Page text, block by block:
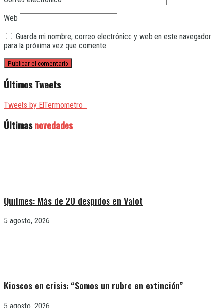
Web
Guarda mi nombre, correo electrónico y web en este navegador
para la próxima vez que comente.
Últimos Tweets
Tweets by ElTermometro_
Últimasnovedades
Quilmes: Más de 20 despidos en Valot
5 agosto, 2026
Kioscos en crisis: “Somos un rubro en extinción”
5 agosto, 2026